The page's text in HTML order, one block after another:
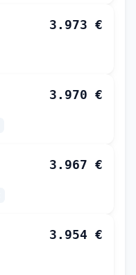
3.973 €
3.970 €
3.967 €
3.954 €